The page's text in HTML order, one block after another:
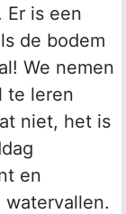
is een
de bodem
We nemen
te leren
niet, het is
en